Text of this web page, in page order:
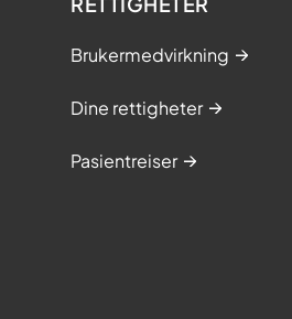
Brukermedvirkning
Dine rettigheter
Pasientreiser